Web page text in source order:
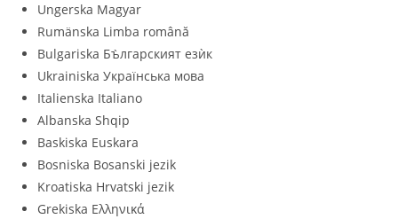
Ungerska Magyar
Rumänska Limba română
Bulgariska Бъ̀лгарският езѝк
Ukrainiska Українська мова
Italienska Italiano
Albanska Shqip
Baskiska Euskara
Bosniska Bosanski jezik
Kroatiska Hrvatski jezik
Grekiska Ελληνικά